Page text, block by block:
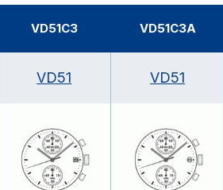
VD51C3 VD51C3A
VD51 VD51